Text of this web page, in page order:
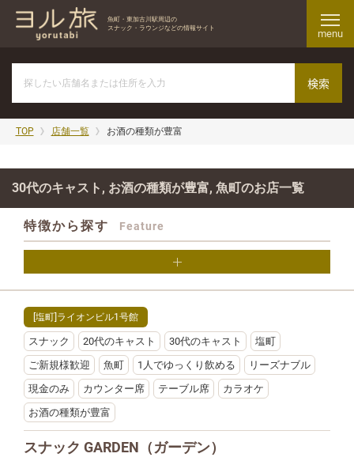
魚町・東加古川駅周辺の
スナック・ラウンジなどの情報サイト
menu
TOP 店舗一覧 お酒の種類が豊富
30代のキャスト, お酒の種類が豊富, 魚町のお店一覧
特徴から探す Feature
[塩町]ライオンビル1号館
スナック 20代のキャスト 30代のキャスト
塩町
ご新規様歓迎
魚町 1人でゆっくり飲める
リーズナブル
現金のみ
カウンター席 テーブル席
カラオケ
お酒の種類が豊富
スナック GARDEN（ガーデン）